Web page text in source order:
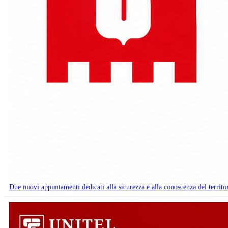
Due nuovi appuntamenti dedicati alla sicurezza e alla conoscenza del